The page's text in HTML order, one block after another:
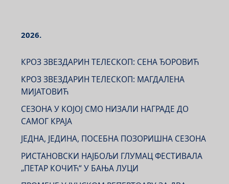
2026.
КРОЗ ЗВЕЗДАРИН ТЕЛЕСКОП: СЕНА ЂОРОВИЋ
КРОЗ ЗВЕЗДАРИН ТЕЛЕСКОП: МАГДАЛЕНА
МИЈАТОВИЋ
СЕЗОНА У КОЈОЈ СМО НИЗАЛИ НАГРАДЕ ДО
САМОГ КРАЈА
ЈЕДНА, ЈЕДИНА, ПОСЕБНА ПОЗОРИШНА СЕЗОНА
РИСТАНОВСКИ НАЈБОЉИ ГЛУМАЦ ФЕСТИВАЛА
„ПЕТАР КОЧИЋ“ У БАЊА ЛУЦИ